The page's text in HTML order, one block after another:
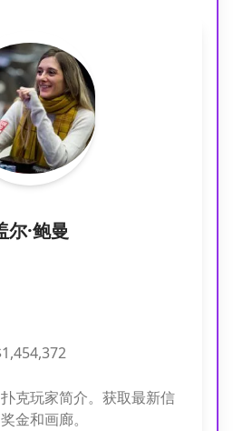
玩家
分类
标签
尔·鲍曼
克玩家简介。获取最新信
金和画廊。